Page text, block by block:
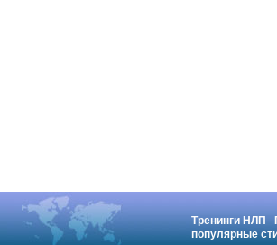
Тренинги НЛП
популярные